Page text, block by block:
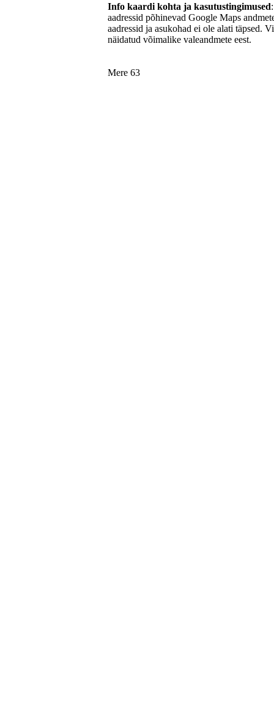
Info kaardi kohta ja kasutustingimused
aadressid põhinevad Google Maps
aadressid ja asukohad ei ole alati täpsed.
näidatud võimalike valeandmete eest.
Mere 63